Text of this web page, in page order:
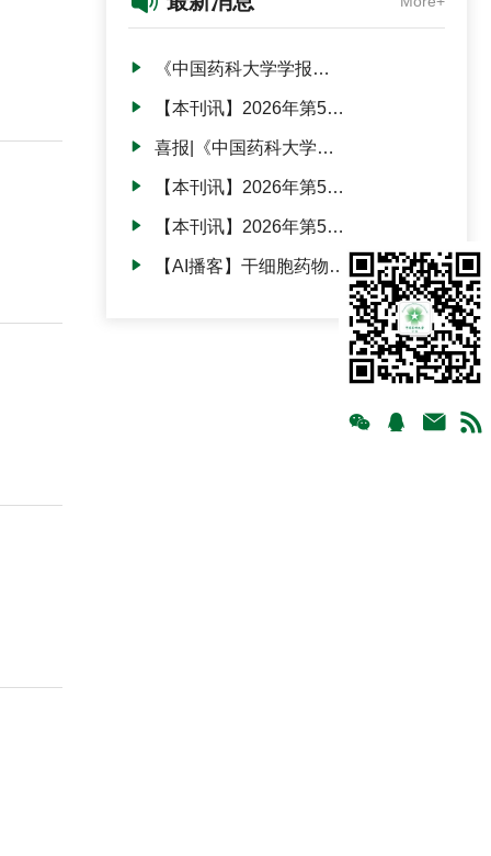
《中国药科大学学报》
对钓鱼邮件的严正声
明！
【本刊讯】2026年第57
卷第3期正式出版发行
喜报|《中国药科大学学
报》入选华东地区高校
科技期刊建设示范案例
库·百佳科技期刊！
【本刊讯】2026年第57
卷第2期出版发行
【本刊讯】2026年第57
卷第1期正式出版发行
【AI播客】干细胞药物产